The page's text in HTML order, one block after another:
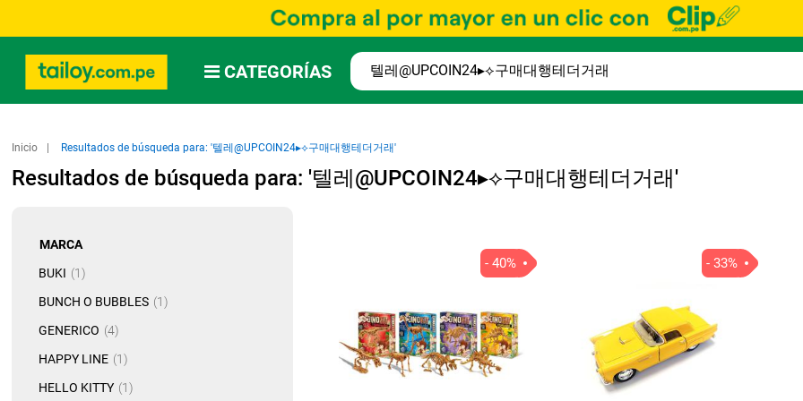
CATEGORÍAS
Inicio Resultados de búsqueda para: '텔레@UPCOIN24▸⟡구매대행테더거래'
Resultados de búsqueda para: '텔레@UPCOIN24▸⟡구매대행테더거래'
- 40% - 33%
MARCA
BUKI
1artículo
BUNCH O BUBBLES 1artículo
GENERICO 4artículo
HAPPY LINE 1artículo
HELLO KITTY 1artículo